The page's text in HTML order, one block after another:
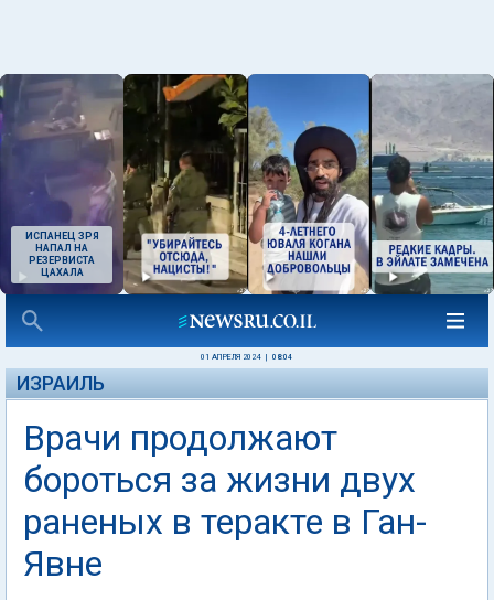
ИСПАНЕЦ ЗРЯ
НАПАЛ НА
РЕЗЕРВИСТА
ЦАХАЛА
01 АПРЕЛЯ 2024 08:04
ИЗРАИЛЬ
Врачи продолжают
бороться за жизни двух
раненых в теракте в Ган-
Явне